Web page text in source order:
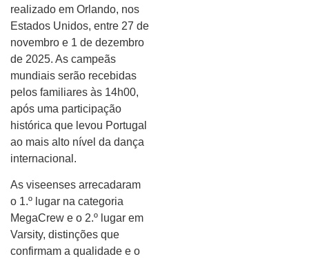
realizado em Orlando, nos
Estados Unidos, entre 27 de
novembro e 1 de dezembro
de 2025. As campeãs
mundiais serão recebidas
pelos familiares às 14h00,
após uma participação
histórica que levou Portugal
ao mais alto nível da dança
internacional.
As viseenses arrecadaram
o 1.º lugar na categoria
MegaCrew e o 2.º lugar em
Varsity, distinções que
confirmam a qualidade e o